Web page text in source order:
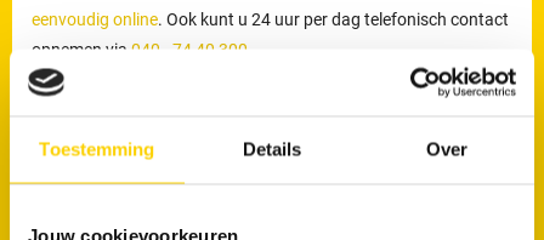
Toestemming Details Over
Jouw cookievoorkeuren
eenvoudig online. Ook kunt u 24 uur per dag telefonisch contact
opnemen via040 - 74 40 300
Werkzaamheden van onze loodgieters
De loodgieters van RRS worden ingezet voor meer dan alleen het
onderhouden van rioleringen. Door periodiek onderhoud kunnen